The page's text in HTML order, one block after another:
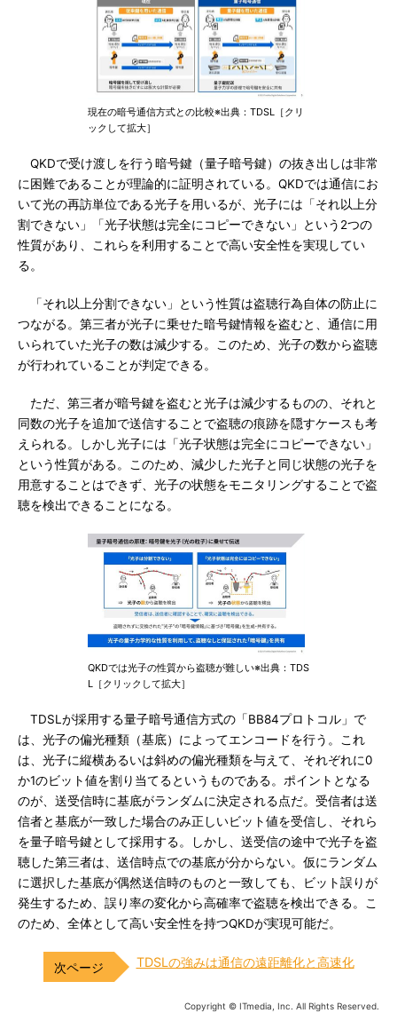
現在の暗号通信方式との比較※出典：TDSL［クリ
ックして拡大］
QKDで受け渡しを行う暗号鍵（量子暗号鍵）の抜き出しは非常
に困難であることが理論的に証明されている。QKDでは通信にお
いて光の再訪単位である光子を用いるが、光子には「それ以上分
割できない」「光子状態は完全にコピーできない」という2つの
性質があり、これらを利用することで高い安全性を実現してい
る。
「それ以上分割できない」という性質は盗聴行為自体の防止に
つながる。第三者が光子に乗せた暗号鍵情報を盗むと、通信に用
いられていた光子の数は減少する。このため、光子の数から盗聴
が行われていることが判定できる。
ただ、第三者が暗号鍵を盗むと光子は減少するものの、それと
同数の光子を追加で送信することで盗聴の痕跡を隠すケースも考
えられる。しかし光子には「光子状態は完全にコピーできない」
という性質がある。このため、減少した光子と同じ状態の光子を
用意することはできず、光子の状態をモニタリングすることで盗
聴を検出できることになる。
QKDでは光子の性質から盗聴が難しい※出典：TDS
L［クリックして拡大］
TDSLが採用する量子暗号通信方式の「BB84プロトコル」で
は、光子の偏光種類（基底）によってエンコードを行う。これ
は、光子に縦横あるいは斜めの偏光種類を与えて、それぞれに0
か1のビット値を割り当てるというものである。ポイントとなる
のが、送受信時に基底がランダムに決定される点だ。受信者は送
信者と基底が一致した場合のみ正しいビット値を受信し、それら
を量子暗号鍵として採用する。しかし、送受信の途中で光子を盗
聴した第三者は、送信時点での基底が分からない。仮にランダム
に選択した基底が偶然送信時のものと一致しても、ビット誤りが
発生するため、誤り率の変化から高確率で盗聴を検出できる。こ
のため、全体として高い安全性を持つQKDが実現可能だ。
TDSLの強みは通信の遠距離化と高速化
Copyright © ITmedia, Inc. All Rights Reserved.